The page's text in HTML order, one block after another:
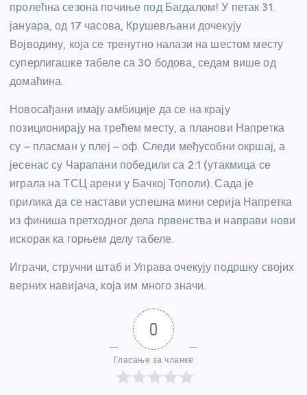
пролећна сезона почиње под Багдалом! У петак 31.
јануара, од 17 часова, Крушевљани дочекују
Војводину, која се тренутно налази на шестом месту
суперлигашке табеле са 30 бодова, седам више од
домаћина.
Новосађани имају амбиције да се на крају
позиционирају на трећем месту, а планови Напретка
су – пласман у плеј – оф. Следи међусобни окршај, а
јесенас су Чарапани победили са 2:1 (утакмица се
играла на ТСЦ арени у Бачкој Тополи). Сада је
прилика да се настави успешна мини серија Напретка
из финиша претходног дела првенства и направи нови
искорак ка горњем делу табеле.
Играчи, стручни штаб и Управа очекују подршку својих
верних навијача, која им много значи.
0
Гласање за чланке